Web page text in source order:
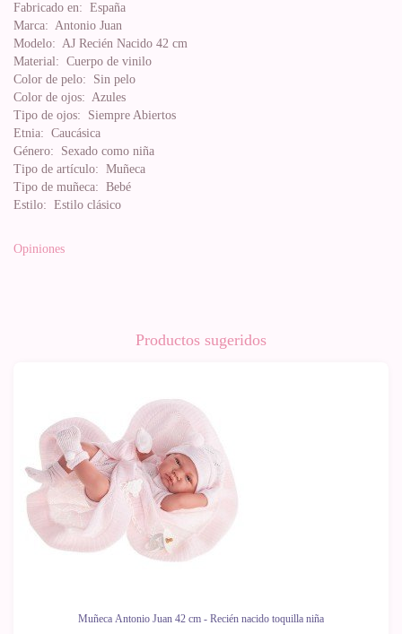
Fabricado en: España
Marca: Antonio Juan
Modelo: AJ Recién Nacido 42 cm
Material: Cuerpo de vinilo
Color de pelo: Sin pelo
Color de ojos: Azules
Tipo de ojos: Siempre Abiertos
Etnia: Caucásica
Género: Sexado como niña
Tipo de artículo: Muñeca
Tipo de muñeca: Bebé
Estilo: Estilo clásico
Opiniones
Productos sugeridos
Muñeca Antonio Juan 42 cm - Recién nacido toquilla niña